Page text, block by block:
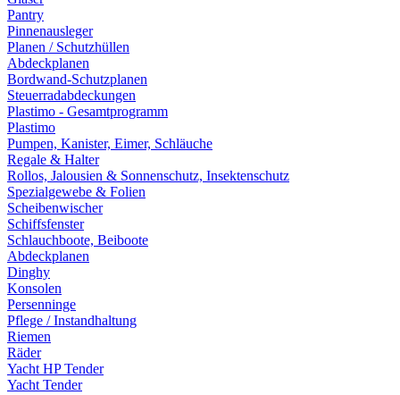
Pantry
Pinnenausleger
Planen / Schutzhüllen
Abdeckplanen
Bordwand-Schutzplanen
Steuerradabdeckungen
Plastimo - Gesamtprogramm
Plastimo
Pumpen, Kanister, Eimer, Schläuche
Regale & Halter
Rollos, Jalousien & Sonnenschutz, Insektenschutz
Spezialgewebe & Folien
Scheibenwischer
Schiffsfenster
Schlauchboote, Beiboote
Abdeckplanen
Dinghy
Konsolen
Persenninge
Pflege / Instandhaltung
Riemen
Räder
Yacht HP Tender
Yacht Tender